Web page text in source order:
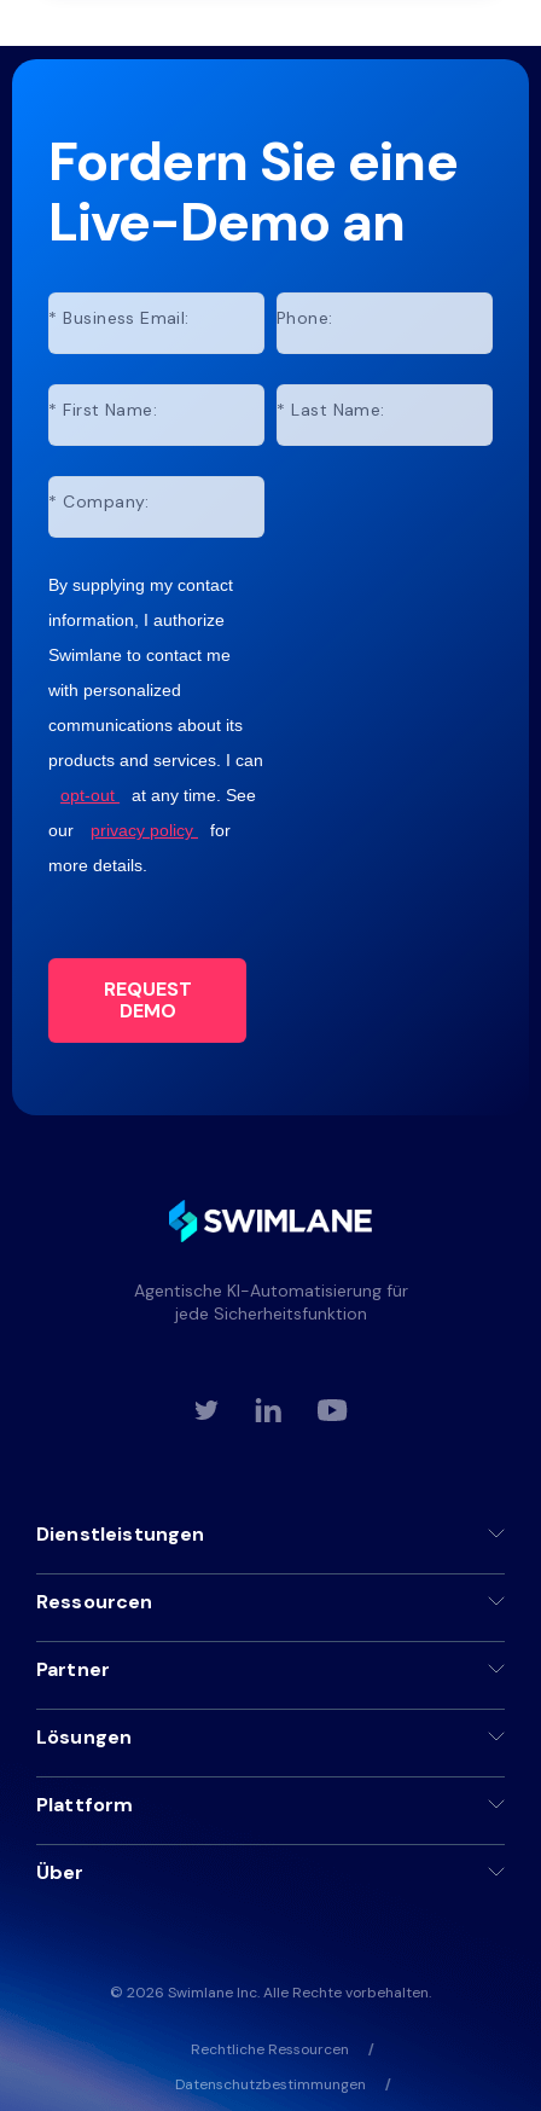
Fordern Sie eine
Live-Demo an
* Business Email: Phone:
* First Name: * Last Name:
* Company:
By supplying my contact
information, I authorize
Swimlane to contact me
with personalized
communications about its
products and services. I can
opt-out
at any time. See
our
privacy policy
for
more details.
REQUEST
DEMO
Agentische KI-Automatisierung für
jede Sicherheitsfunktion
© 2026 Swimlane Inc. Alle Rechte vorbehalten.
Rechtliche Ressourcen
Datenschutzbestimmungen
Dienstleistungen
Ressourcen
Partner
Lösungen
Plattform
Über